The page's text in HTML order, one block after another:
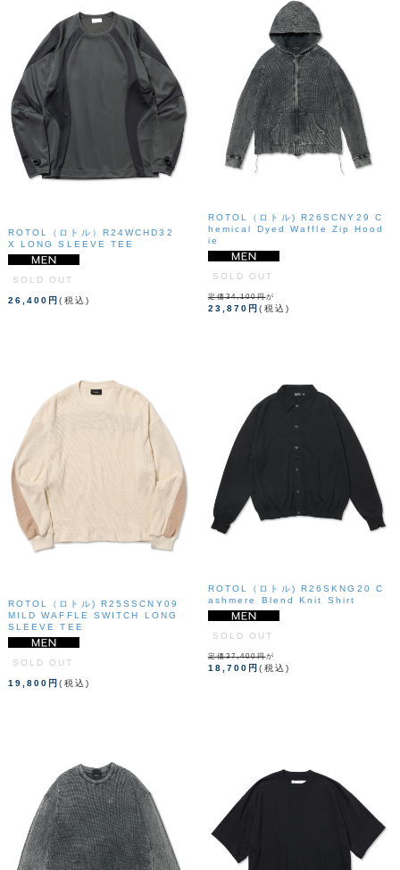
ROTOL（ロトル）R24WCHD32
X LONG SLEEVE TEE
SOLD OUT
26,400円(税込)
ROTOL（ロトル) R26SCNY29 C
hemical Dyed Waffle Zip Hood
ie
SOLD OUT
定価34,100円が
23,870円(税込)
ROTOL（ロトル) R25SSCNY09
MILD WAFFLE SWITCH LONG
SLEEVE TEE
SOLD OUT
19,800円(税込)
ROTOL（ロトル) R26SKNG20 C
ashmere Blend Knit Shirt
SOLD OUT
定価37,400円が
18,700円(税込)